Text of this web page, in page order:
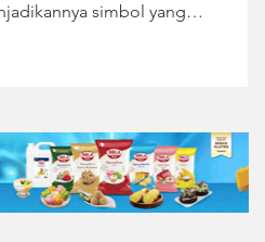
simbol yang